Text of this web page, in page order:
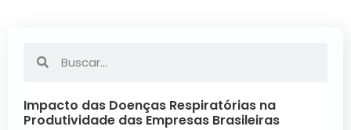
Impacto das Doenças Respiratórias na
Produtividade das Empresas Brasileiras